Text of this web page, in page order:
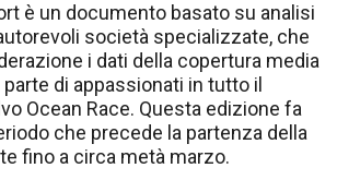
è un documento basato su analisi
società specializzate, che
i dati della copertura media
di appassionati in tutto il
Ocean Race. Questa edizione fa
che precede la partenza della
fino a circa metà marzo.